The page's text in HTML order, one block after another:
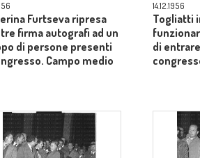
Furtseva ripresa
firma autografi ad un
di persone presenti
Campo medio
14.12.1956
Togliatti
di